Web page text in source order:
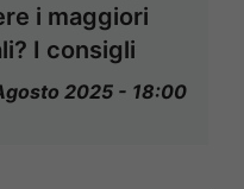
i maggiori
I consigli
2025 - 18:00